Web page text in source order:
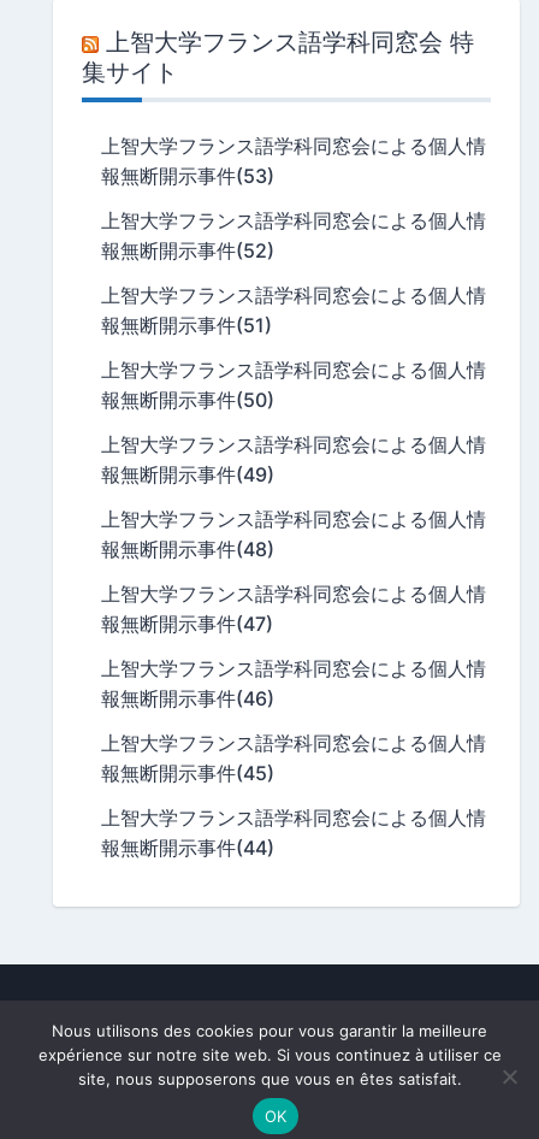
上智大学フランス語学科同窓会 特
集サイト
上智大学フランス語学科同窓会による個人情
報無断開示事件(53)
上智大学フランス語学科同窓会による個人情
報無断開示事件(52)
上智大学フランス語学科同窓会による個人情
報無断開示事件(51)
上智大学フランス語学科同窓会による個人情
報無断開示事件(50)
上智大学フランス語学科同窓会による個人情
報無断開示事件(49)
上智大学フランス語学科同窓会による個人情
報無断開示事件(48)
上智大学フランス語学科同窓会による個人情
報無断開示事件(47)
上智大学フランス語学科同窓会による個人情
報無断開示事件(46)
上智大学フランス語学科同窓会による個人情
報無断開示事件(45)
上智大学フランス語学科同窓会による個人情
報無断開示事件(44)
All texts and photos subject to copyright.
[This site is private and not related to Sophia University.]
Theme:
Nous utilisons des cookies pour vous garantir la meilleure
expérience sur notre site web. Si vous continuez à utiliser ce
site, nous supposerons que vous en êtes satisfait.
OK